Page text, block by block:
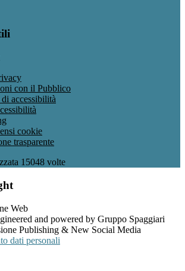
con il Pubblico
accessibilità
cookie
trasparente
15048 volte
and powered by Gruppo Spaggiari
Publishing & New Social Media
dati personali